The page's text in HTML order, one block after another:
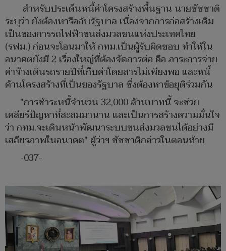
สำหรับประเด็นหนี้ค่าโครงสร้างพื้นฐาน นายชัชชาติ
ระบุว่า ยังต้องหารือกับรัฐบาล เนื่องจากการก่อสร้างเดิม
เป็นของการรถไฟฟ้าขนส่งมวลชนแห่งประเทศไทย
(รฟม.) ก่อนจะโอนมาให้ กทม.เป็นผู้รับผิดชอบ ทำให้ใน
อนาคตยังมี 2 เรื่องใหญ่ที่ต้องจัดการต่อ คือ ภาระการจ่าย
ค่าจ้างเดินรถรายปีที่เก็บค่าโดยสารไม่เพียงพอ และหนี้
ด้านโครงสร้างที่เป็นของรัฐบาล ซึ่งต้องหาข้อยุติร่วมกัน
"การชำระหนี้จำนวน 32,000 ล้านบาทนี้ จะช่วย
เคลียร์ปัญหาที่สะสมมานาน และเป็นการสร้างความมั่นใจ
ว่า กทม.จะเดินหน้าพัฒนาระบบขนส่งมวลชนได้อย่างมี
เสถียรภาพในอนาคต" ผู้ว่าฯ ชัชชาติกล่าวในตอนท้าย
-037-